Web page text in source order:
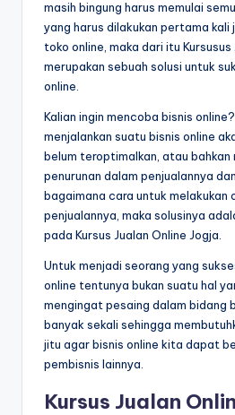
masih bingung harus memulai
yang harus dilakukan pertama kali
toko online, maka dari itu Kursusus
merupakan sebuah solusi untuk
online.
Kalian ingin mencoba bisnis
menjalankan suatu bisnis online
belum teroptimalkan, atau bahkan
penurunan dalam penjualannya
bagaimana cara untuk melakukan
penjualannya, maka solusinya
pada Kursus Jualan Online Jogja.
Untuk menjadi seorang yang
online tentunya bukan suatu hal
mengingat pesaing dalam bidang
banyak sekali sehingga
jitu agar bisnis online kita dapat
pembisnis lainnya.
Kursus Jualan